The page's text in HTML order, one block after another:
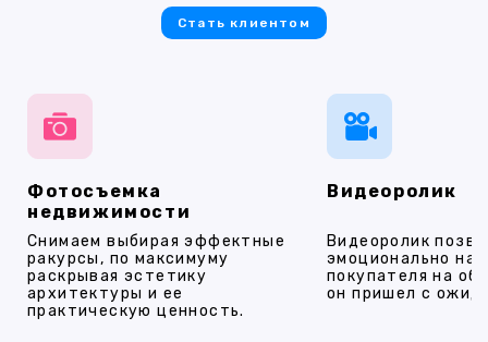
Фотосъемка
недвижимости
Снимаем выбирая эффектные
ракурсы, по максимуму
раскрывая эстетику
архитектуры и ее
практическую ценность.
Видеоролик
Видеоролик
эмоционально
покупателя на
он пришел с
Стать клиентом